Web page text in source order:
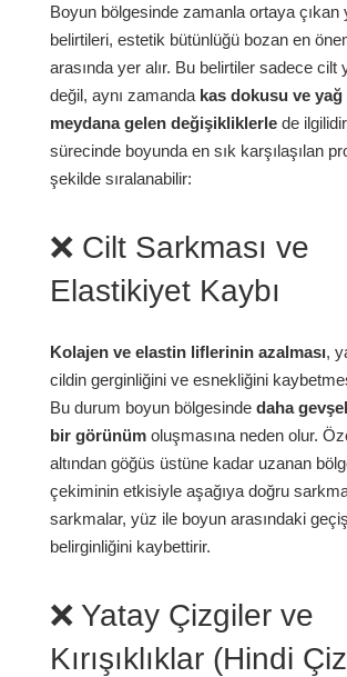
Boyun bölgesinde zamanla ortaya çıkan
belirtileri, estetik bütünlüğü bozan en
arasında yer alır. Bu belirtiler sadece cilt
değil, aynı zamanda kas dokusu ve yağ
meydana gelen değişikliklerle de
sürecinde boyunda en sık karşılaşılan
şekilde sıralanabilir:
❌ Cilt Sarkması ve
Elastikiyet Kaybı
Kolajen ve elastin liflerinin azalması,
cildin gerginliğini ve esnekliğini
Bu durum boyun bölgesinde daha
bir görünüm oluşmasına neden olur.
altından göğüs üstüne kadar uzanan
çekiminin etkisiyle aşağıya doğru
sarkmalar, yüz ile boyun arasındaki
belirginliğini kaybettirir.
❌ Yatay Çizgiler ve
Kırışıklıklar (Hindi